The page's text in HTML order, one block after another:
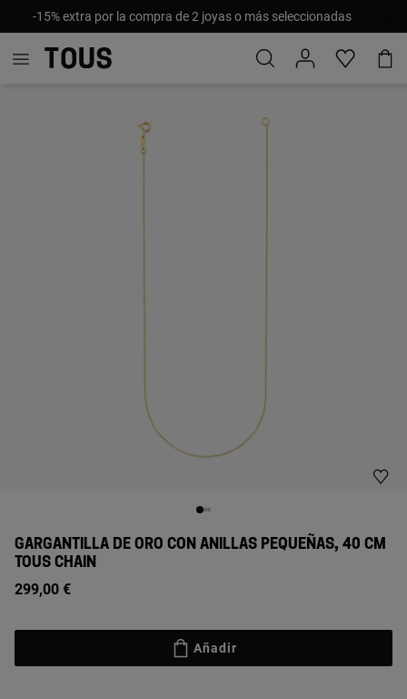
-15% extra por la compra de 2 joyas o más seleccionadas
GARGANTILLA DE ORO CON ANILLAS PEQUEÑAS, 40 CM
TOUS CHAIN
299,00 €
Añadir